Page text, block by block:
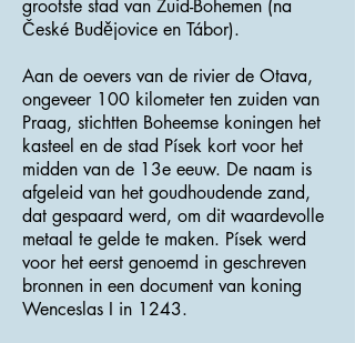
grootste stad van Zuid-Bohemen (na
České Budějovice en Tábor).
Aan de oevers van de rivier de Otava,
ongeveer 100 kilometer ten zuiden van
Praag, stichtten Boheemse koningen het
kasteel en de stad Písek kort voor het
midden van de 13e eeuw. De naam is
afgeleid van het goudhoudende zand,
dat gespaard werd, om dit waardevolle
metaal te gelde te maken. Písek werd
voor het eerst genoemd in geschreven
bronnen in een document van koning
Wenceslas I in 1243.